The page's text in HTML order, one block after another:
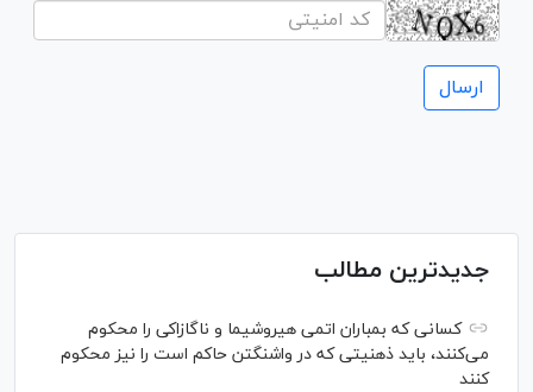
جدیدترین مطالب
کسانی که بمباران اتمی هیروشیما و ناگازاکی را محکوم
می‌کنند، باید ذهنیتی که در واشنگتن حاکم است را نیز محکوم
کنند